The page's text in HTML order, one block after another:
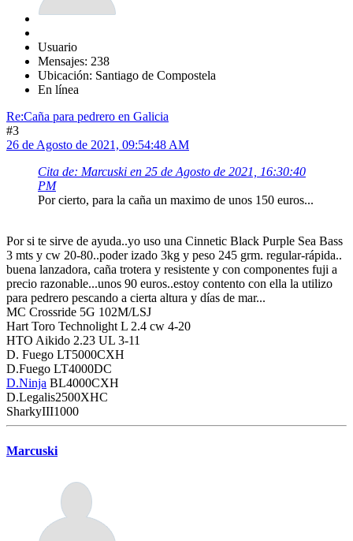
Usuario
Mensajes: 238
Ubicación: Santiago de Compostela
En línea
Re:Caña para pedrero en Galicia
#3
26 de Agosto de 2021, 09:54:48 AM
Cita de: Marcuski en 25 de Agosto de 2021, 16:30:40
PM
Por cierto, para la caña un maximo de unos 150 euros...
Por si te sirve de ayuda..yo uso una Cinnetic Black Purple Sea Bass
3 mts y cw 20-80..poder izado 3kg y peso 245 grm. regular-rápida..
buena lanzadora, caña trotera y resistente y con componentes fuji a
precio razonable...unos 90 euros..estoy contento con ella la utilizo
para pedrero pescando a cierta altura y días de mar...
MC Crossride 5G 102M/LSJ
Hart Toro Technolight L 2.4 cw 4-20
HTO Aikido 2.23 UL 3-11
D. Fuego LT5000CXH
D.Fuego LT4000DC
D.Ninja BL4000CXH
D.Legalis2500XHC
SharkyIII1000
Marcuski